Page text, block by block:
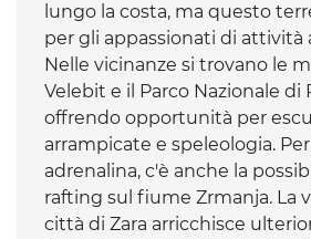
lungo la costa, ma questo
per gli appassionati di attività
Nelle vicinanze si trovano le
Velebit e il Parco Nazionale di
offrendo opportunità per
arrampicate e speleologia.
adrenalina, c'è anche la
rafting sul fiume Zrmanja. La
città di Zara arricchisce